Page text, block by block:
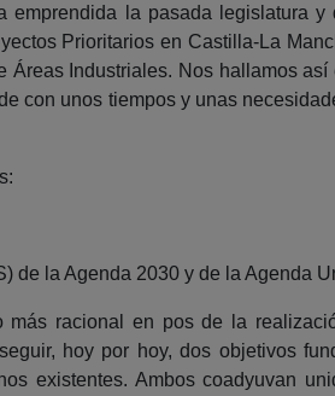
la pasada legislatura
Prioritarios en Castilla-La
Industriales. Nos hallamos
con unos tiempos y unas
de la Agenda 2030 y de la Agenda
más racional en pos de la
hoy por hoy, dos objetivos
existentes. Ambos coadyuvan